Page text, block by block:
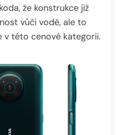
že konstrukce již
vůči vodě, ale to
v této cenové kategorii.